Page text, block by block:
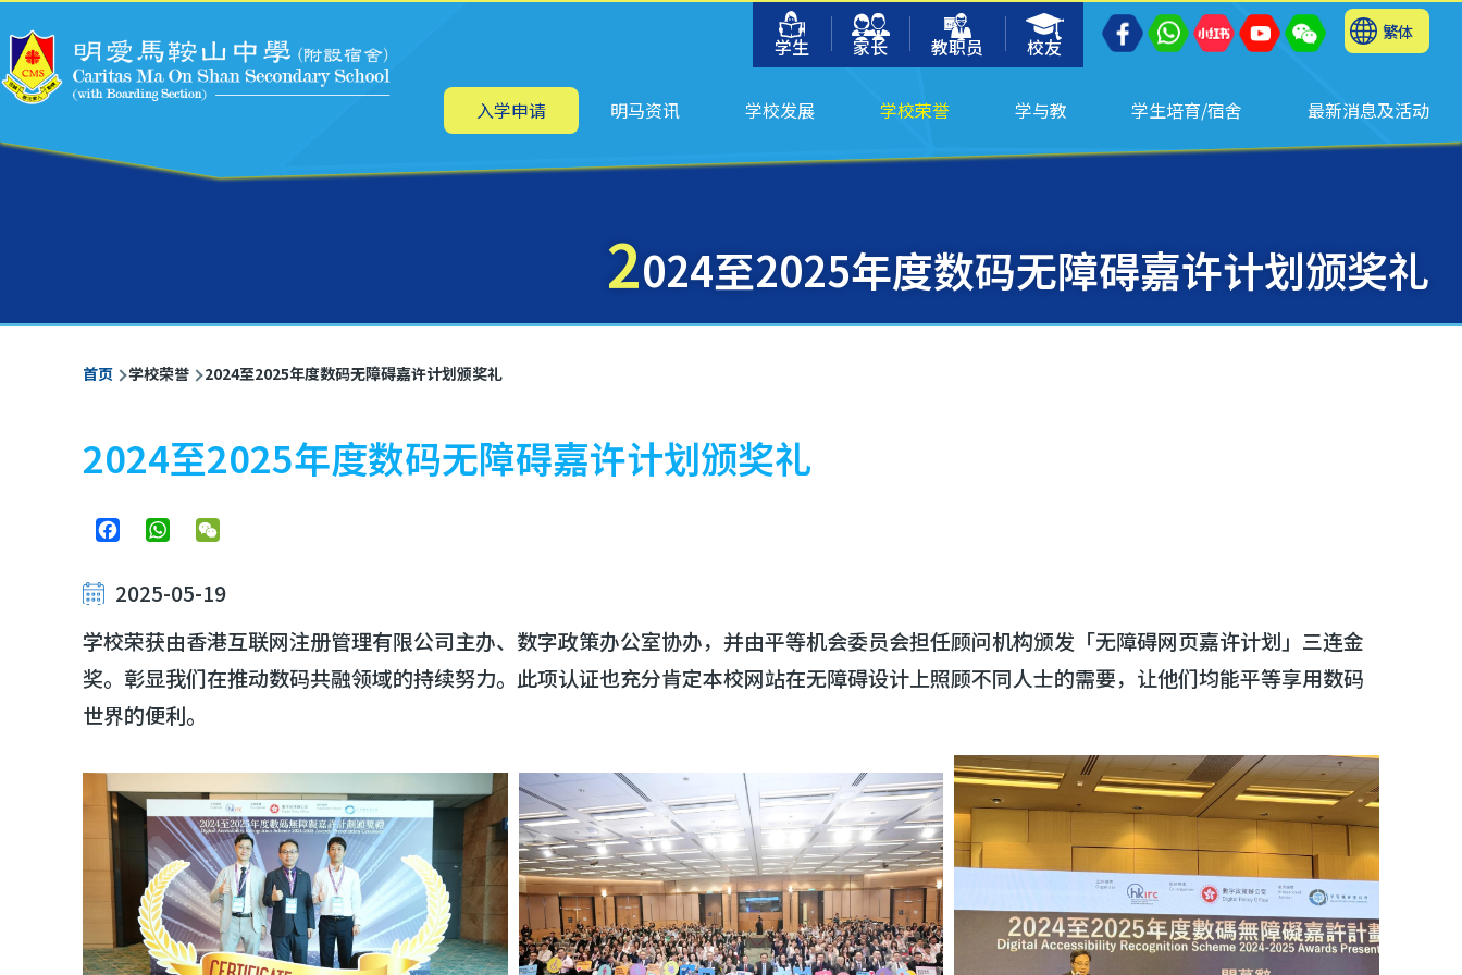
学生
家长 教职员 校友
繁体
主
航 入学申请 明马资讯 学校发展 学校荣誉 学与教 学生培育/宿舍 最新消息及活动
2024至2025年度数码无障碍嘉许计划颁奖礼
面
包
屑
首页 学校荣誉 2024至2025年度数码无障碍嘉许计划颁奖礼
2024至2025年度数码无障碍嘉许计划颁奖礼
FacebookWhatsApp
2025-05-19
学校荣获由香港互联网注册管理有限公司主办、数字政策办公室协办，并由平等机会委员会担任顾问机构颁发「无障碍网页嘉许计划」三连金
奖。彰显我们在推动数码共融领域的持续努力。此项认证也充分肯定本校网站在无障碍设计上照顾不同人士的需要，让他们均能平等享用数码
世界的便利。